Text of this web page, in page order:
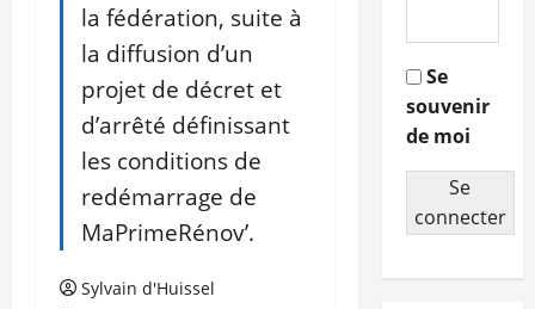
la fédération, suite à
la diffusion d’un
projet de décret et
d’arrêté définissant
les conditions de
redémarrage de
MaPrimeRénov’.
Sylvain d'Huissel
Se
souvenir
de moi
Se
connecter